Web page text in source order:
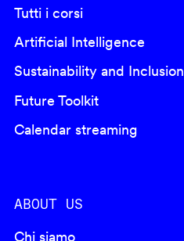
Tutti i corsi
Artificial Intelligence
Sustainability and Inclusion
Future Toolkit
Calendar streaming
ABOUT US
Chi siamo